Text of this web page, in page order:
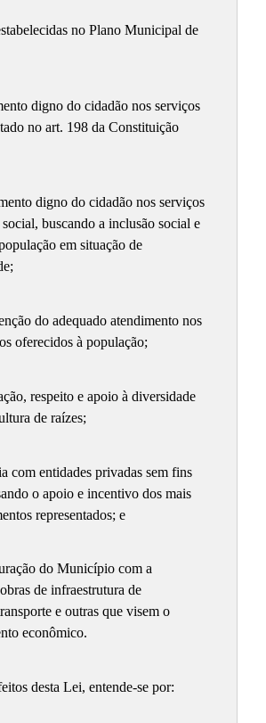
no Plano Municipal de
digno do cidadão nos serviços
no art. 198 da Constituição
digno do cidadão nos serviços
social, buscando a inclusão social e
em situação de
do adequado atendimento nos
oferecidos à população;
respeito e apoio à diversidade
de raízes;
com entidades privadas sem fins
o apoio e incentivo dos mais
representados; e
do Município com a
de infraestrutura de
e outras que visem o
econômico.
desta Lei, entende-se por: